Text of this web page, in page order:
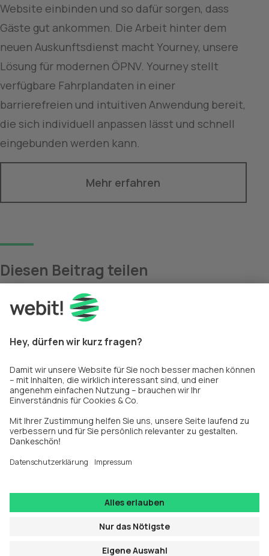
Website einbinden und so dafür sorgen, dass
Gäste gut ankommen. Die Arbeit hinter dem
neuen Auskunftsdienst macht Yourney, unsere
Lösung für modernen ÖPNV. Yourney stellt
verfügbare Fahrplandaten in einer
barrierefreien und intuitiven Anwendung bereit,
die sich individuell anpassen lässt und schnell
eingebunden werden kann.
Mehr erfahren
Diesen Beitrag teilen
Privatsphäreeinstellungen
Datenschutz
Newsletter
Fakten